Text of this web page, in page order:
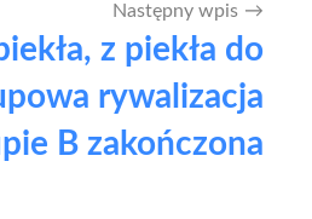
Następny wpis
z piekła do
rywalizacja
B zakończona